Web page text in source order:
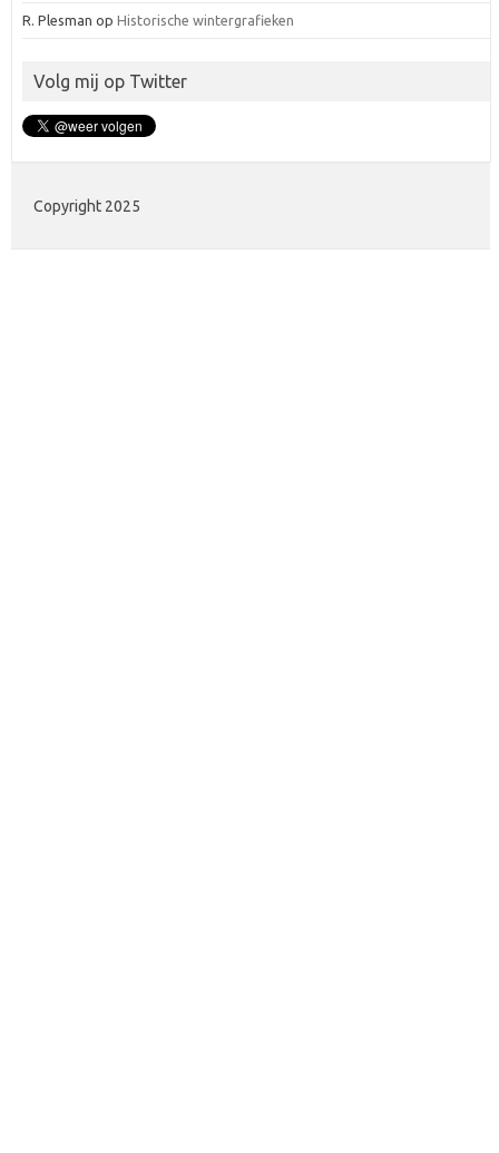
R. Plesman op Historische wintergrafieken
Volg mij op Twitter
Copyright 2025